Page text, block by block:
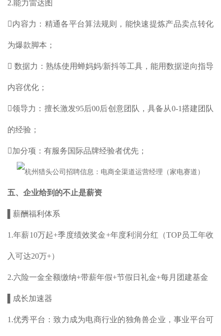
2.能力雷达图
内容力：精通各平台算法规则，能快速提炼产品卖点转化
为爆款脚本；
 数据力：熟练使用蝉妈妈/新抖等工具，能用数据逆向指导
内容优化；
领导力：擅长激发95后00后创意团队，具备从0-1搭建团队
的经验；
加分项：有服务国际品牌经验者优先；
五、企业给到的不止是薪资
▌薪酬福利体系
1.年薪10万起+季度绩效奖金+年度利润分红（TOP员工年收
入可达20万+）
2.六险一金全额缴纳+带薪年假+节假日礼金+每月团建基金
▌成长加速器
1.优秀平台：致力成为电商行业的独角兽企业，事业平台可